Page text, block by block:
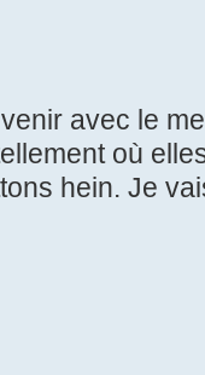
avec le
où
hein. Je